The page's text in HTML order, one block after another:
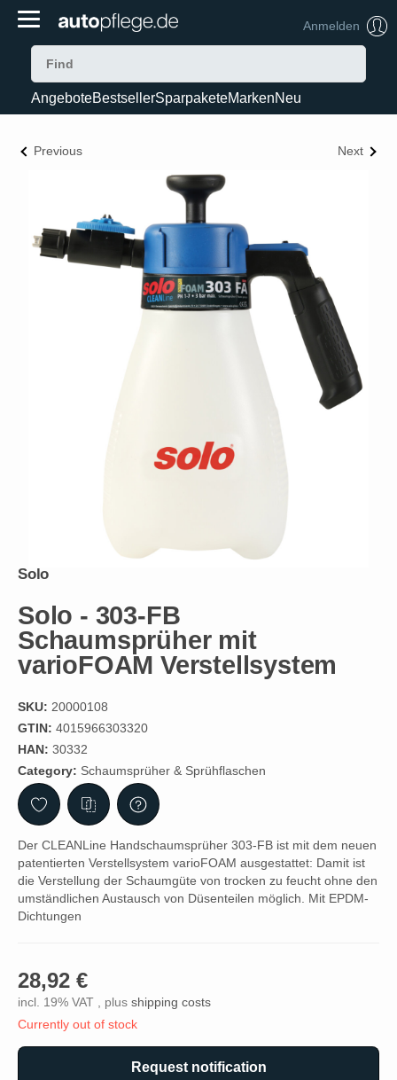
Anmelden
AngeboteBestsellerSparpaketeMarkenNeu
Previous Next
Solo
Solo - 303-FB
Schaumsprüher mit
varioFOAM Verstellsystem
SKU: 20000108
GTIN: 4015966303320
HAN: 30332
Category: Schaumsprüher & Sprühflaschen
Der CLEANLine Handschaumsprüher 303-FB ist mit dem neuen
patentierten Verstellsystem varioFOAM ausgestattet: Damit ist
die Verstellung der Schaumgüte von trocken zu feucht ohne den
umständlichen Austausch von Düsenteilen möglich. Mit EPDM-
Dichtungen
28,92 €
incl. 19% VAT , plus shipping costs
Currently out of stock
Request notification